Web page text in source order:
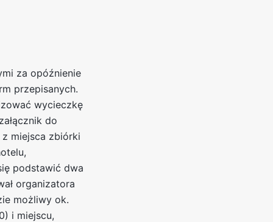
za opóźnienie
przepisanych.
wycieczkę
do
miejsca zbiórki
podstawić dwa
organizatora
możliwy ok.
i miejscu,